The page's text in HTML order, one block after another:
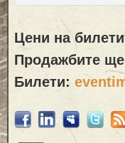
Цени на
Продажбите
Билети: